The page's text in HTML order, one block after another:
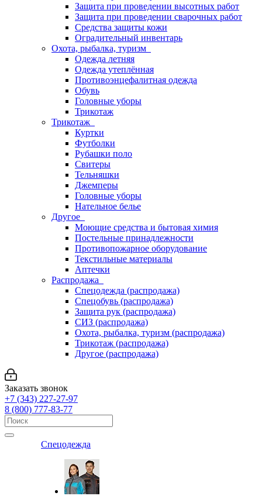
Защита при проведении высотных работ
Защита при проведении сварочных работ
Средства защиты кожи
Оградительный инвентарь
Охота, рыбалка, туризм
Одежда летняя
Одежда утеплённая
Противоэнцефалитная одежда
Обувь
Головные уборы
Трикотаж
Трикотаж
Куртки
Футболки
Рубашки поло
Свитеры
Тельняшки
Джемперы
Головные уборы
Нательное белье
Другое
Моющие средства и бытовая химия
Постельные принадлежности
Противопожарное оборудование
Текстильные материалы
Аптечки
Распродажа
Спецодежда (распродажа)
Спецобувь (распродажа)
Защита рук (распродажа)
СИЗ (распродажа)
Охота, рыбалка, туризм (распродажа)
Трикотаж (распродажа)
Другое (распродажа)
Заказать звонок
+7 (343) 227-27-97
8 (800) 777-83-77
Спецодежда